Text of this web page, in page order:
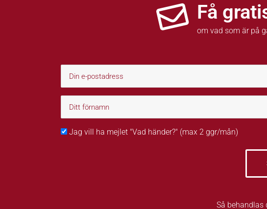
Få
om vad som är på
Jag vill ha mejlet "Vad händer?" (max 2 ggr/mån)
Så behandlas